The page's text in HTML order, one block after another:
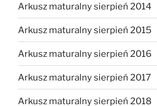
Arkusz maturalny sierpień 2014
Arkusz maturalny sierpień 2015
Arkusz maturalny sierpień 2016
Arkusz maturalny sierpień 2017
Arkusz maturalny sierpień 2018